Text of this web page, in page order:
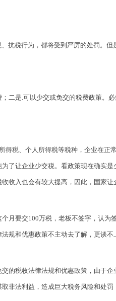
抗税行为，都将受到严厉的处罚。
二是.可以少交或免交的税费政策
税、个人所得税等税种，企业在
让企业少交税。看政策现在确实
入也会有较大提高，因此，国家让
月要交100万税，老板不签字，认
规和优惠政策不主动去了解，更谈不
的税收法律法规和优惠政策，由于
法利益，造成巨大税务风险和处